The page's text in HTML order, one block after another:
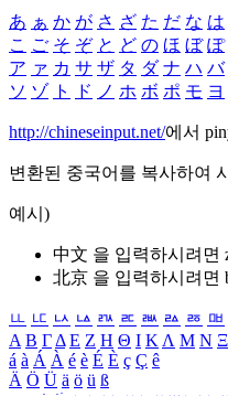
あ ぁ か が さ ざ た だ な は
こ ご そ ぞ と ど の ほ ぼ ぽ
ア ァ カ サ ザ タ ダ ナ ハ バ
ソ ゾ ト ド ノ ホ ボ ポ モ ヨ
http://chineseinput.net/에서
변환된 중국어를 복사하여
예시)
中文 을 입력하시려면
北京 을 입력하시려면
ㅥ ㅦ ㅧ ㅨ ㅩ ㅪ ㅫ ㅬ ㅭ ㅮ
Α Β ΓΔ Ε Ζ Η Θ Ι ΚΛ Μ Ν Ξ
á à Á À é è É È ç Ç ê
Ä Ö Ü ä ö ü ß